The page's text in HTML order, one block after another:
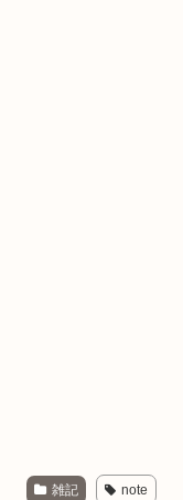
雑記 note